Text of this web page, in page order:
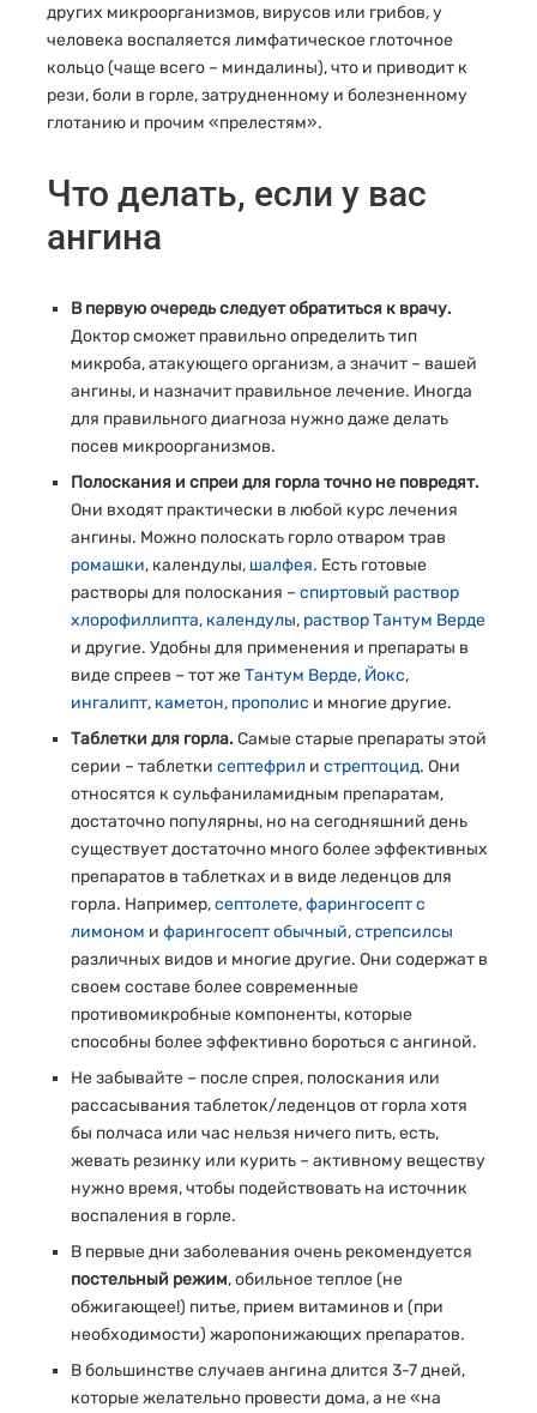
других микроорганизмов, вирусов или грибов, у
человека воспаляется лимфатическое глоточное
кольцо (чаще всего – миндалины), что и приводит к
рези, боли в горле, затрудненному и болезненному
глотанию и прочим «прелестям».
Что делать, если у вас
ангина
В первую очередь следует обратиться к врачу.
Доктор сможет правильно определить тип
микроба, атакующего организм, а значит – вашей
ангины, и назначит правильное лечение. Иногда
для правильного диагноза нужно даже делать
посев микроорганизмов.
Полоскания и спреи для горла точно не повредят.
Они входят практически в любой курс лечения
ангины. Можно полоскать горло отваром трав
ромашки, календулы, шалфея. Есть готовые
растворы для полоскания – спиртовый раствор
хлорофиллипта, календулы, раствор Тантум Верде
и другие. Удобны для применения и препараты в
виде спреев – тот жеТантум Верде, Йокс,
ингалипт, каметон, прополис и многие другие.
Таблетки для горла.Самые старые препараты этой
серии – таблетки септефрил и стрептоцид. Они
относятся к сульфаниламидным препаратам,
достаточно популярны, но на сегодняшний день
существует достаточно много более эффективных
препаратов в таблетках и в виде леденцов для
горла. Например,септолете,фарингосепт с
лимоном и фарингосепт обычный,стрепсилсы
различных видов и многие другие. Они содержат в
своем составе более современные
противомикробные компоненты, которые
способны более эффективно бороться с ангиной.
Не забывайте – после спрея, полоскания или
рассасывания таблеток/леденцов от горла хотя
бы полчаса или час нельзя ничего пить, есть,
жевать резинку или курить – активному веществу
нужно время, чтобы подействовать на источник
воспаления в горле.
В первые дни заболевания очень рекомендуется
постельный режим, обильное теплое (не
обжигающее!) питье, прием витаминов и (при
необходимости) жаропонижающих препаратов.
В большинстве случаев ангина длится 3-7 дней,
которые желательно провести дома, а не «на